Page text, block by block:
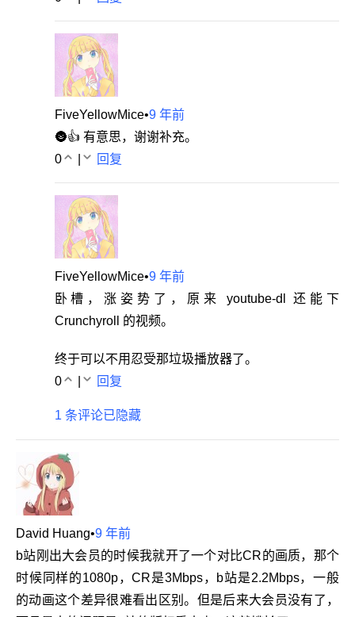
FiveYellowMice•9 年前
🌚👍 有意思，谢谢补充。
0
回复
FiveYellowMice•9 年前
卧槽，涨姿势了，原来 youtube-dl 还能下
Crunchyroll 的视频。
终于可以不用忍受那垃圾播放器了。
0
回复
1 条评论已隐藏
David Huang•9 年前
b站刚出大会员的时候我就开了一个对比CR的画质，那个
时候同样的1080p，CR是3Mbps，b站是2.2Mbps，一般
的动画这个差异很难看出区别。但是后来大会员没有了，